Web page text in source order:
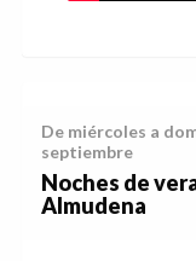
De miércoles a
septiembre
Noches de
Almudena